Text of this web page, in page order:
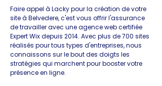
Faire appel à Lacky pour la création de votre
site à Belvedere, c'est vous offrir l'assurance
de travailler avec une agence web certifiée
Expert Wix depuis 2014. Avec plus de 700 sites
réalisés pour tous types d'entreprises, nous
connaissons sur le bout des doigts les
stratégies qui marchent pour booster votre
présence en ligne.